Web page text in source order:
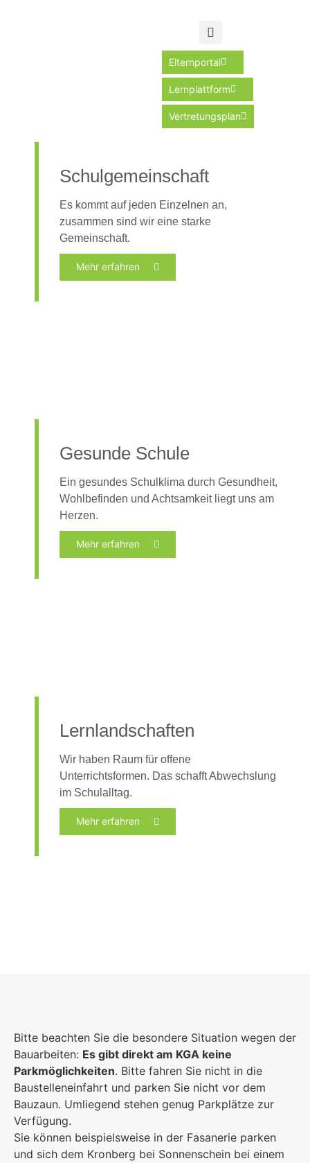
Elternportal
Lernplattform
Vertretungsplan
Schulgemeinschaft
Es kommt auf jeden Einzelnen an,
zusammen sind wir eine starke
Gemeinschaft.
Mehr erfahren
Gesunde Schule
Ein gesundes Schulklima durch Gesundheit,
Wohlbefinden und Achtsamkeit liegt uns am
Herzen.
Mehr erfahren
Lernlandschaften
Wir haben Raum für offene
Unterrichtsformen. Das schafft Abwechslung
im Schulalltag.
Mehr erfahren
Bitte beachten Sie die besondere Situation wegen der
Bauarbeiten: Es gibt direkt am KGA keine
Parkmöglichkeiten. Bitte fahren Sie nicht in die
Baustelleneinfahrt und parken Sie nicht vor dem
Bauzaun. Umliegend stehen genug Parkplätze zur
Verfügung.
Sie können beispielsweise in der Fasanerie parken
und sich dem Kronberg bei Sonnenschein bei einem